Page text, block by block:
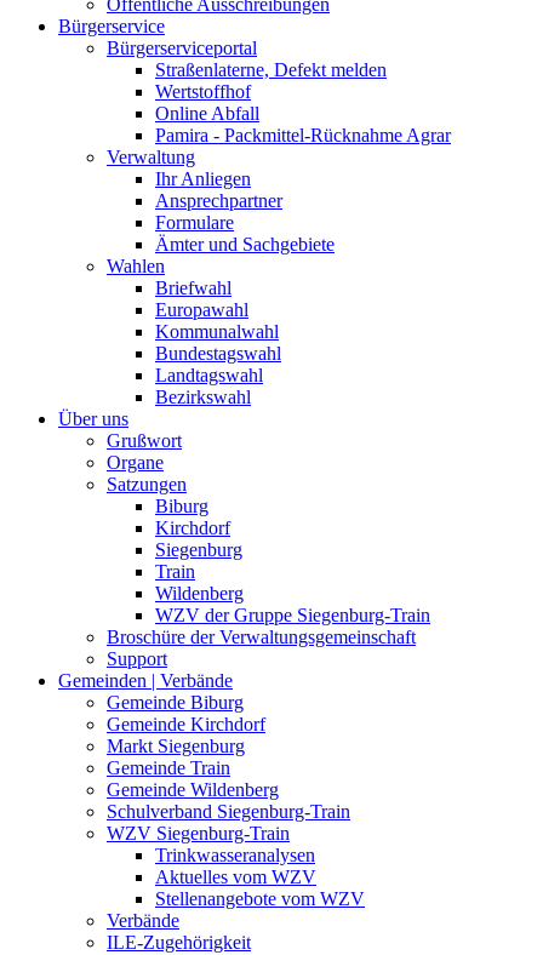
Öffentliche Ausschreibungen
Bürgerservice
Bürgerserviceportal
Straßenlaterne, Defekt melden
Wertstoffhof
Online Abfall
Pamira - Packmittel-Rücknahme Agrar
Verwaltung
Ihr Anliegen
Ansprechpartner
Formulare
Ämter und Sachgebiete
Wahlen
Briefwahl
Europawahl
Kommunalwahl
Bundestagswahl
Landtagswahl
Bezirkswahl
Über uns
Grußwort
Organe
Satzungen
Biburg
Kirchdorf
Siegenburg
Train
Wildenberg
WZV der Gruppe Siegenburg-Train
Broschüre der Verwaltungsgemeinschaft
Support
Gemeinden | Verbände
Gemeinde Biburg
Gemeinde Kirchdorf
Markt Siegenburg
Gemeinde Train
Gemeinde Wildenberg
Schulverband Siegenburg-Train
WZV Siegenburg-Train
Trinkwasseranalysen
Aktuelles vom WZV
Stellenangebote vom WZV
Verbände
ILE-Zugehörigkeit